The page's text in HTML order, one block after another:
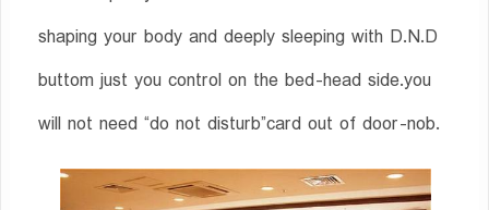
shaping your body and deeply sleeping with D.N.D
buttom just you control on the bed-head side.you
will not need “do not disturb”card out of door-nob.